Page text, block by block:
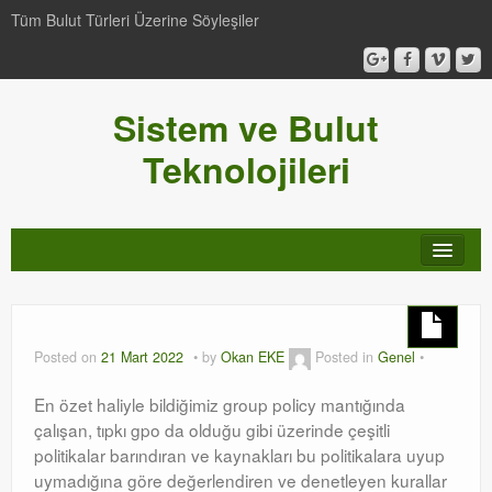
Tüm Bulut Türleri Üzerine Söyleşiler
Sistem ve Bulut
Teknolojileri
Windows Server Family
SCOM
Posted on 21 Mart 2022 by Okan EKE Posted in Genel
En özet haliyle bildiğimiz group policy mantığında
çalışan, tıpkı gpo da olduğu gibi üzerinde çeşitli
politikalar barındıran ve kaynakları bu politikalara uyup
uymadığına göre değerlendiren ve denetleyen kurallar